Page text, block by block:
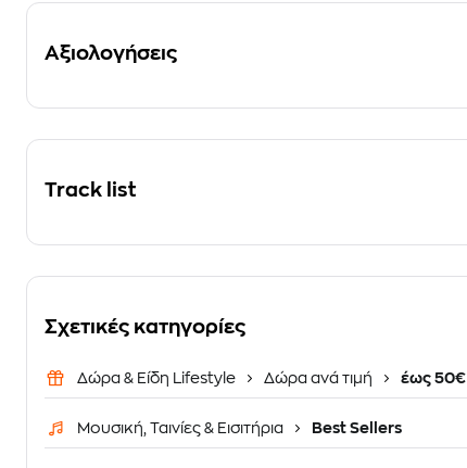
Αξιολογήσεις
Track list
Σχετικές κατηγορίες
Δώρα & Είδη Lifestyle Δώρα ανά τιμή έως 50€
Μουσική, Ταινίες & Εισιτήρια Best Sellers